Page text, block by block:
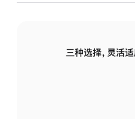
三种选择，灵活